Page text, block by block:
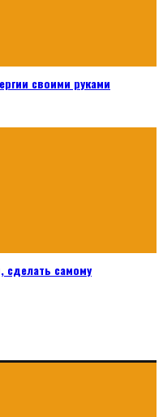
своими руками
сделать самому